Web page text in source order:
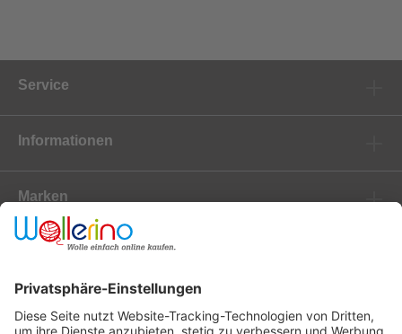
Service
Informationen
Marken
Newsletter